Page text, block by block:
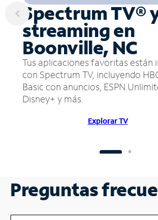
Spectrum TV®
streaming en
Boonville, NC
Tus aplicaciones favoritas están
con Spectrum TV, incluyendo
Basic con anuncios, ESPN
Disney+ y más.
Explorar TV
Preguntas